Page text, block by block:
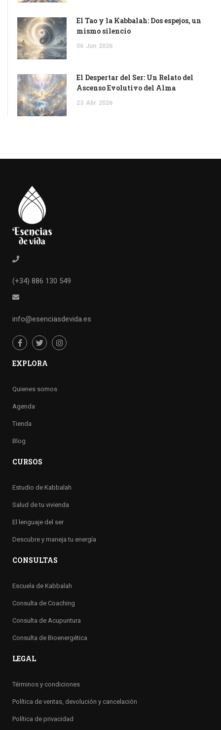
El Tao y la Kabbalah: Dos espejos, un
mismo silencio
06 Jun 2026
El Despertar del Ser: Un Relato del
Ascenso Evolutivo del Alma
23 Abr 2026
(+34) 886 130 549
info@esenciasdevida.es
EXPLORA
Quienes somos
Agenda
Tienda
Blog
CURSOS
Estudio de Kabbalah
Salud de tu vivienda
El lenguaje del ser
Descubre y maneja tu energía
CONSULTAS
Escuela de Kabbalah
Consulta de Coaching
Consulta de Acupuntura
Consulta de Bioenergética
LEGAL
Términos y condiciones
Política de ventas, devolución y cancelación
Política de privacidad